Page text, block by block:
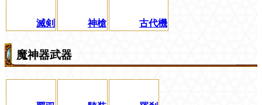
滅剣 神槍 古代機
魔神器武器